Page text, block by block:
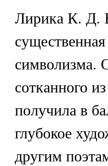
Лирика К. Д.
символизма.
сотканного
получила в
глубокое
другим